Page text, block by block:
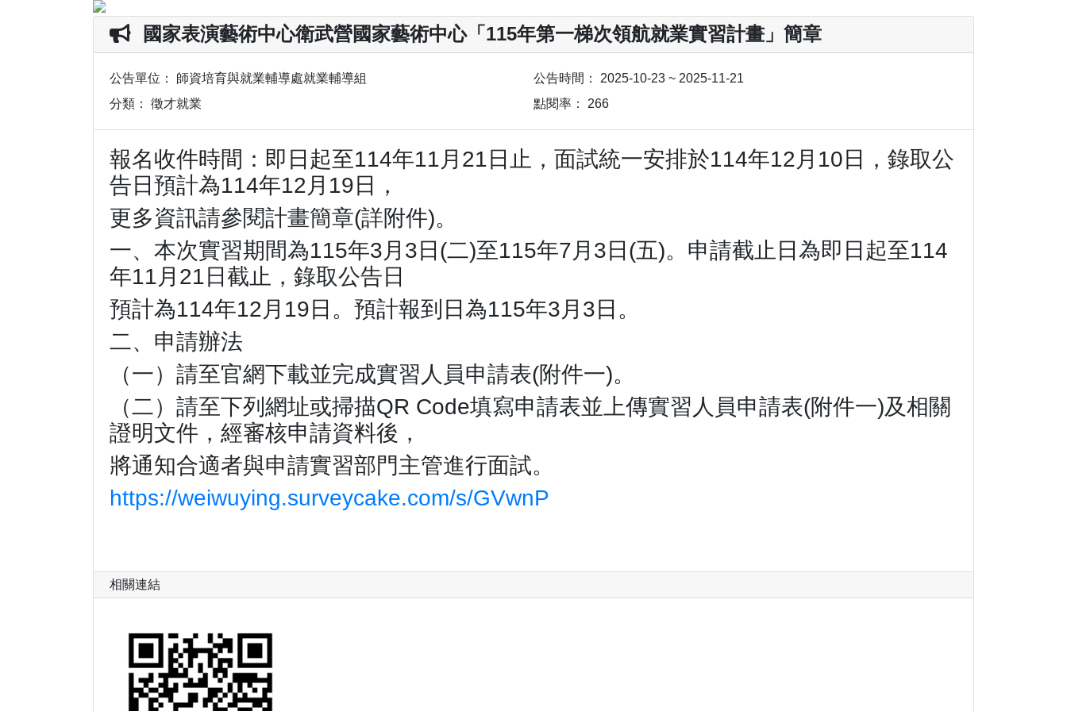
國家表演藝術中心衛武營國家藝術中心「115年第一梯次領航就業實習計畫」簡章
公告單位： 師資培育與就業輔導處就業輔導組 公告時間： 2025-10-23 ~ 2025-11-21
分類： 徵才就業 點閱率： 266
報名收件時間：即日起至114年11月21日止，面試統一安排於114年12月10日，錄取公
告日預計為114年12月19日，
更多資訊請參閱計畫簡章(詳附件)。
一、本次實習期間為115年3月3日(二)至115年7月3日(五)。申請截止日為即日起至114
年11月21日截止，錄取公告日
預計為114年12月19日。預計報到日為115年3月3日。
二、申請辦法
（一）請至官網下載並完成實習人員申請表(附件一)。
（二）請至下列網址或掃描QR Code填寫申請表並上傳實習人員申請表(附件一)及相關
證明文件，經審核申請資料後，
將通知合適者與申請實習部門主管進行面試。
https://weiwuying.surveycake.com/s/GVwnP
相關連結